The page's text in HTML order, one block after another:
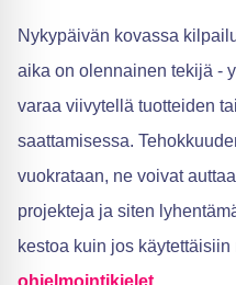
Nykypäivän kovassa
aika on olennainen tekijä -
varaa viivytellä tuotteiden
saattamisessa.
vuokrataan, ne voivat
projekteja ja siten
kestoa kuin jos käytettäisiin
ohjelmointikielet